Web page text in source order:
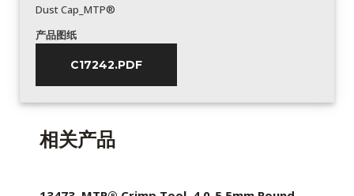
Dust Cap_MTP®
产品图纸
C17242.PDF
相关产品